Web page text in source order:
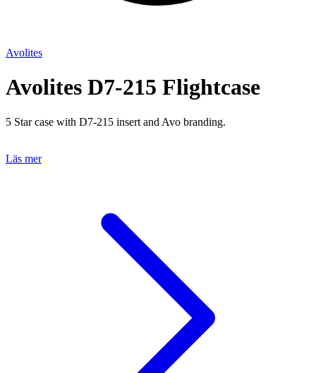
Avolites
Avolites D7-215 Flightcase
5 Star case with D7-215 insert and Avo branding.
Läs mer